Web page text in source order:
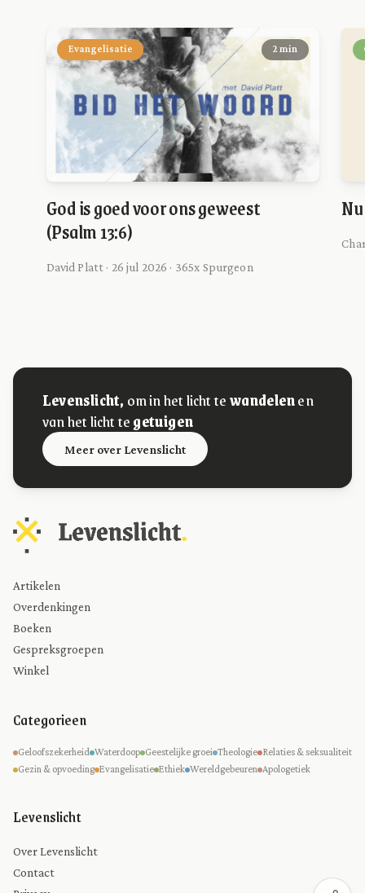
Evangelisatie 2 min
God is goed voor ons geweest
(Psalm 13:6)
David Platt · 26 jul 2026 · 365x Spurgeon
Levenslicht, om in het licht tewandelenen
van het licht tegetuigen
Meer over Levenslicht
Artikelen
Overdenkingen
Boeken
Gespreksgroepen
Winkel
Categorieen
Geloofszekerheid Waterdoop Geestelijke groei Theologie Relaties & seksualiteit
Gezin & opvoeding Evangelisatie Ethiek Wereldgebeuren Apologetiek
Levenslicht
Over Levenslicht
Contact